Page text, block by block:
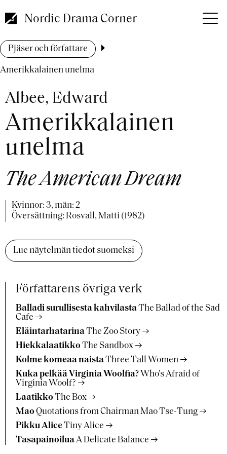
till
huvudinnehåll
Nordic Drama Corner
Länkstig
Pjäser och författare
Amerikkalainen unelma
Albee, Edward
Amerikkalainen
unelma
The American Dream
Kvinnor: 3, män: 2
Översättning: Rosvall, Matti (1982)
Lue näytelmän tiedot suomeksi
Författarens övriga verk
Balladi surullisesta kahvilastaThe Ballad of the Sad
Cafe
EläintarhatarinaThe Zoo Story
HiekkalaatikkoThe Sandbox
Kolme komeaa naistaThree Tall Women
Kuka pelkää Virginia Woolfia? Who's Afraid of
Virginia Woolf?
LaatikkoThe Box
MaoQuotations from Chairman Mao Tse-Tung
Pikku AliceTiny Alice
TasapainoiluaA Delicate Balance